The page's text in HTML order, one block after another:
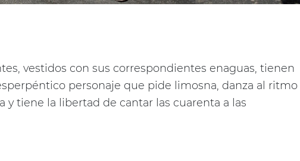
vestidos con sus correspondientes enaguas, tienen
personaje que pide limosna, danza al ritmo
y tiene la libertad de cantar las cuarenta a las